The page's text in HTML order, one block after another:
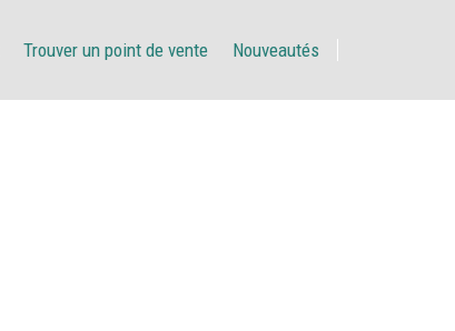
Trouver un point de vente Nouveautés